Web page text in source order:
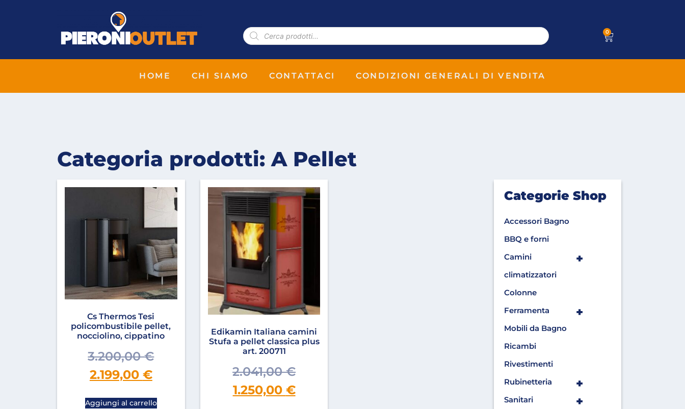
0
HOME CHI SIAMO CONTATTACI CONDIZIONI GENERALI DI VENDITA
Categoria prodotti: A Pellet
Cs Thermos Tesi
policombustibile pellet,
nocciolino, cippatino
3.200,00€
2.199,00 €
Aggiungi al carrello
Edikamin Italiana camini
Stufa a pellet classica plus
art. 200711
2.041,00€
1.250,00 €
Categorie Shop
Accessori Bagno
BBQ e forni
+
Camini
climatizzatori
Colonne
+
Ferramenta
Mobili da Bagno
Ricambi
Rivestimenti
+
Rubinetteria
+
Sanitari